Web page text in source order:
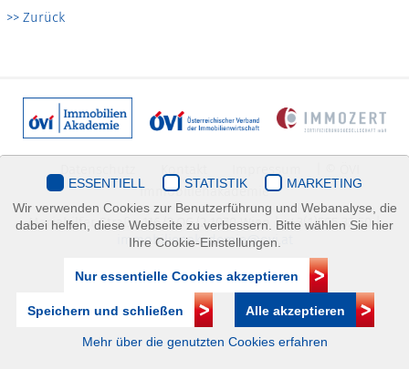
>> Zurück
Immobilienakademie
Mariahilfer Straße 116/2.OG/2 1070 Wien | +43(1)505 32 50 |
immobilienakademie@ovi.at
ESSENTIELL STATISTIK
MARKETING
Wir verwenden Cookies zur Benutzerführung und Webanalyse, die
dabei helfen, diese Webseite zu verbessern. Bitte wählen Sie hier
Ihre Cookie-Einstellungen.
Nur essentielle Cookies akzeptieren
Speichern und schließen Alle akzeptieren
Mehr über die genutzten Cookies erfahren